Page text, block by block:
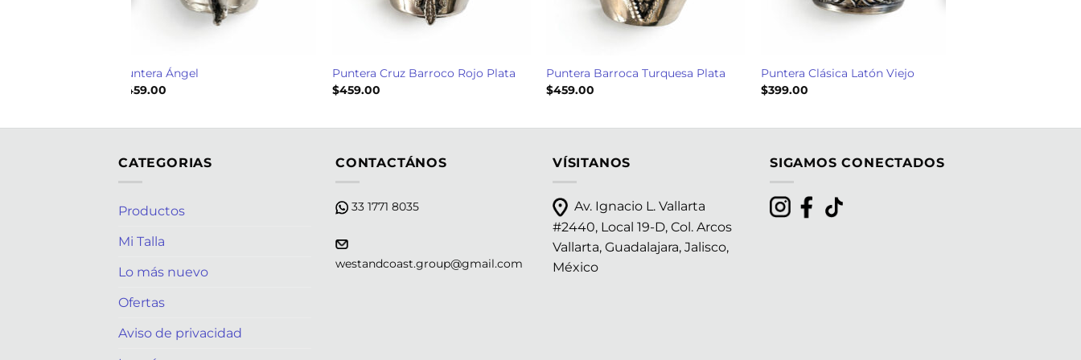
Puntera Ángel
459.00
Puntera Cruz Barroco Rojo Plata
$459.00
Puntera Barroca Turquesa Plata
$459.00
Puntera Clásica Latón Viejo
$399.00
CATEGORIAS
Productos
Mi Talla
Lo más nuevo
Ofertas
Aviso de privacidad
CONTACTÁNOS
33 1771 8035
westandcoast.group@gmail.com
VÍSITANOS
Av. Ignacio L. Vallarta
#2440, Local 19-D, Col. Arcos
Vallarta, Guadalajara, Jalisco,
México
SIGAMOS CONECTADOS